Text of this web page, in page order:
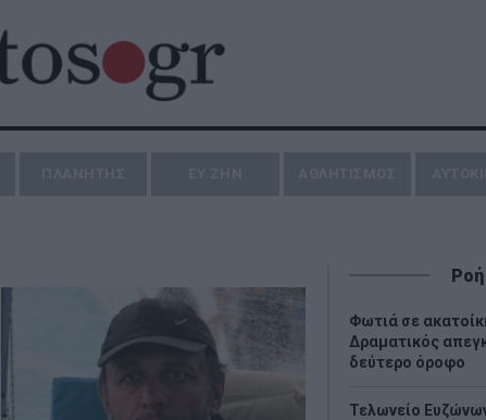
Φωτιά σε
Δραματικός
δεύτερο όροφο
Τελωνείο